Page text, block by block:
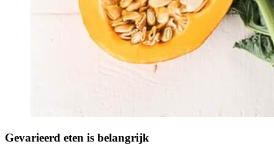
Gevarieerd eten is belangrijk